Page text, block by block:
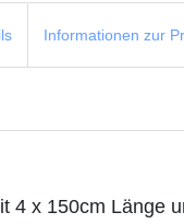
Informationen zur
4 x 150cm Länge